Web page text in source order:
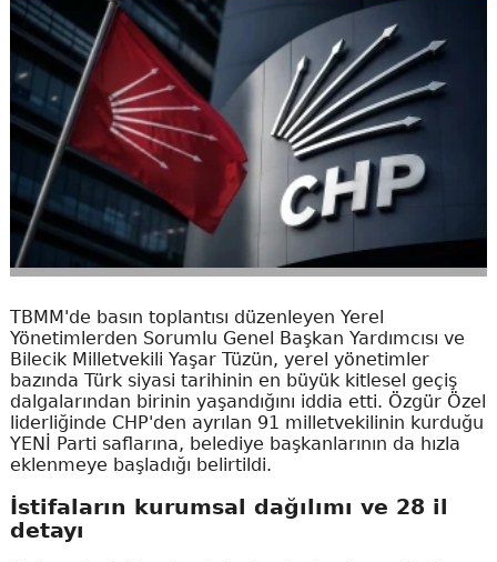
TBMM'de basın toplantısı düzenleyen Yerel
Yönetimlerden Sorumlu Genel Başkan Yardımcısı ve
Bilecik Milletvekili Yaşar Tüzün, yerel yönetimler
bazında Türk siyasi tarihinin en büyük kitlesel geçiş
dalgalarından birinin yaşandığını iddia etti. Özgür Özel
liderliğinde CHP'den ayrılan 91 milletvekilinin kurduğu
YENİ Parti saflarına, belediye başkanlarının da hızla
eklenmeye başladığı belirtildi.
İstifaların kurumsal dağılımı ve 28 il
detayı